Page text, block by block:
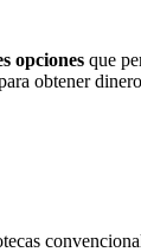
opciones que
obtener